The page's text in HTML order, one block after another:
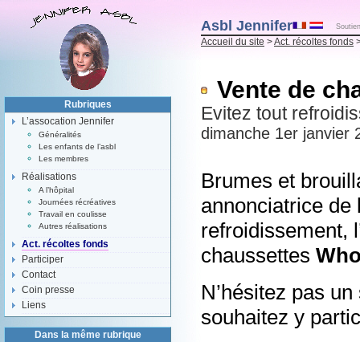
Asbl Jennifer
Accueil du site >Act. récoltes fonds
Vente de
Evitez tout
dimanche 1er janvier
Brumes et
annonciatrice de
refroidissement,
chaussettes
N’hésitez pas
souhaitez y
Rubriques
L’assocation Jennifer
Généralités
Les enfants de l’asbl
Les membres
Réalisations
A l’hôpital
Journées récréatives
Travail en coulisse
Autres réalisations
Act. récoltes fonds
Participer
Contact
Coin presse
Liens
Dans la même rubrique